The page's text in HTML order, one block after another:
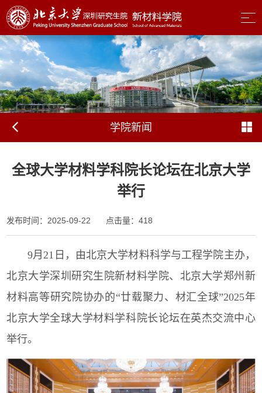
学院新闻
全球大学材料学科院长论坛在北京大学
举行
发布时间：2025-09-22 点击量：418
9月21日，由北京大学材料科学与工程学院主办，
北京大学深圳研究生院新材料学院、北京大学郑州新
材料高等研究院协办的“廿载聚力、材汇全球”2025年
北京大学全球大学材料学科院长论坛在英杰交流中心
举行。